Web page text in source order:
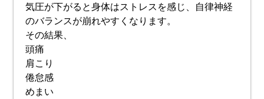
気圧が下がると身体はストレスを感じ、自律神経
のバランスが崩れやすくなります。
その結果、
頭痛
肩こり
倦怠感
めまい